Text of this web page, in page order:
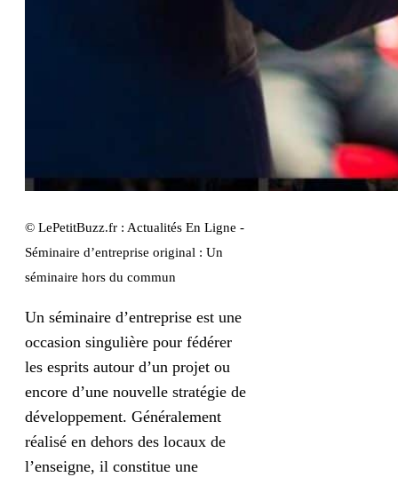
© LePetitBuzz.fr : Actualités En Ligne -
Séminaire d’entreprise original : Un
séminaire hors du commun
Un séminaire d’entreprise est une
occasion singulière pour fédérer
les esprits autour d’un projet ou
encore d’une nouvelle stratégie de
développement. Généralement
réalisé en dehors des locaux de
l’enseigne, il constitue une